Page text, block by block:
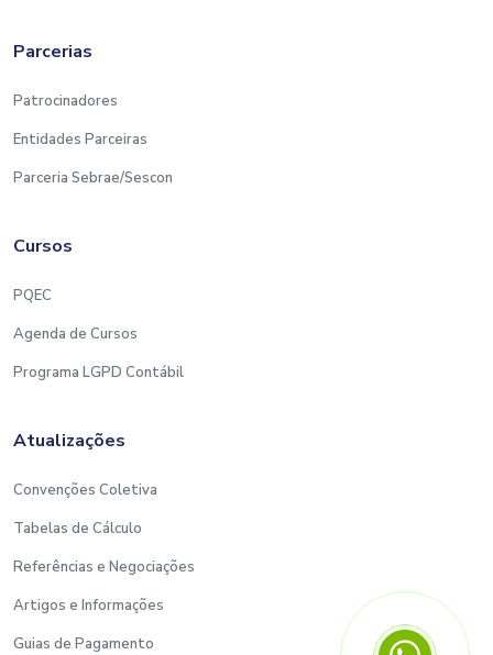
Parcerias
Patrocinadores
Entidades Parceiras
Parceria Sebrae/Sescon
Cursos
PQEC
Agenda de Cursos
Programa LGPD Contábil
Atualizações
Convenções Coletiva
Tabelas de Cálculo
Referências e Negociações
Artigos e Informações
Guias de Pagamento